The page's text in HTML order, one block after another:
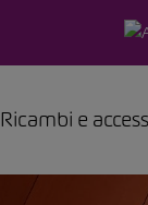
Ricambi e